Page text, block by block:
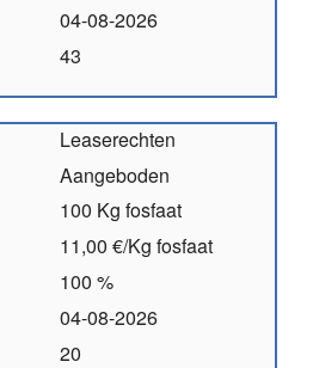
04-08-2026
43
Leaserechten
Aangeboden
100 Kg fosfaat
11,00 €/Kg fosfaat
100 %
04-08-2026
20